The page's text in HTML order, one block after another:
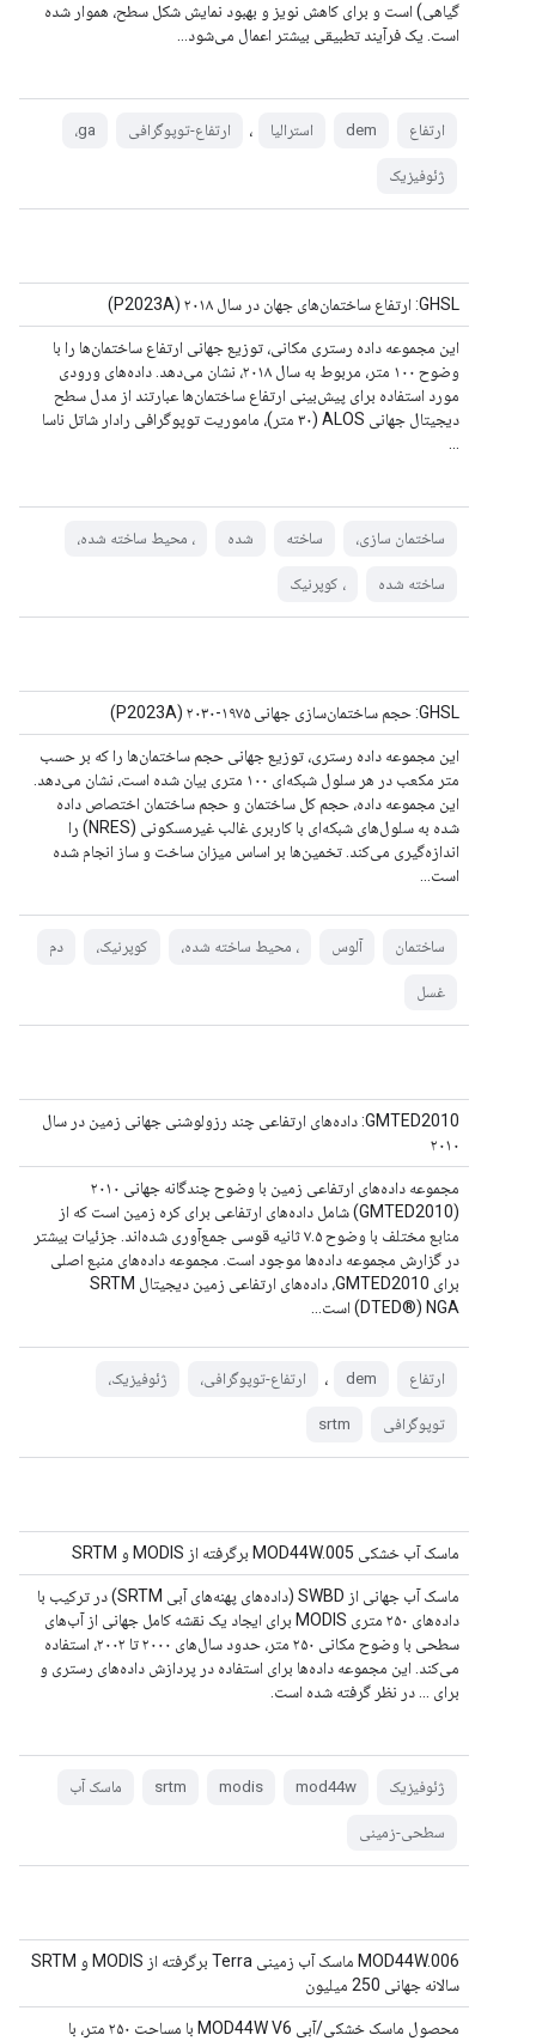
گیاهی) است و برای کاهش نویز و بهبود نمایش شکل سطح، هموار شده
است. یک فرآیند تطبیقی ​​​​بیشتر اعمال می‌شود…
ارتفاع dem استرالیا ، ارتفاع-توپوگرافی ga،
ژئوفیزیک
GHSL: ارتفاع ساختمان‌های جهان در سال ۲۰۱۸ (P2023A)
این مجموعه داده رستری مکانی، توزیع جهانی ارتفاع ساختمان‌ها را با
وضوح ۱۰۰ متر، مربوط به سال ۲۰۱۸، نشان می‌دهد. داده‌های ورودی
مورد استفاده برای پیش‌بینی ارتفاع ساختمان‌ها عبارتند از مدل سطح
دیجیتال جهانی ALOS (۳۰ متر)، ماموریت توپوگرافی رادار شاتل ناسا
ساختمان سازی، ساخته شده ، محیط ساخته شده،
ساخته شده ، کوپرنیک
GHSL: حجم ساختمان‌سازی جهانی ۱۹۷۵-۲۰۳۰ (P2023A)
این مجموعه داده رستری، توزیع جهانی حجم ساختمان‌ها را که بر حسب
متر مکعب در هر سلول شبکه‌ای ۱۰۰ متری بیان شده است، نشان می‌دهد.
این مجموعه داده، حجم کل ساختمان و حجم ساختمان اختصاص داده
شده به سلول‌های شبکه‌ای با کاربری غالب غیرمسکونی (NRES) را
اندازه‌گیری می‌کند. تخمین‌ها بر اساس میزان ساخت و ساز انجام شده
است...
ساختمان آلوس ، محیط ساخته شده، کوپرنیک، دم
غسل
GMTED2010: داده‌های ارتفاعی چند رزولوشنی جهانی زمین در سال
۲۰۱۰
مجموعه داده‌های ارتفاعی زمین با وضوح چندگانه جهانی ۲۰۱۰
(GMTED2010) شامل داده‌های ارتفاعی برای کره زمین است که از
منابع مختلف با وضوح ۷.۵ ثانیه قوسی جمع‌آوری شده‌اند. جزئیات بیشتر
در گزارش مجموعه داده‌ها موجود است. مجموعه داده‌های منبع اصلی
برای GMTED2010، داده‌های ارتفاعی زمین دیجیتال SRTM
(DTED®) NGA است...
ارتفاع dem ، ارتفاع-توپوگرافی، ژئوفیزیک،
توپوگرافی srtm
ماسک آب خشکی MOD44W.005 برگرفته از MODIS و SRTM
ماسک آب جهانی از SWBD (داده‌های پهنه‌های آبی SRTM) در ترکیب با
داده‌های ۲۵۰ متری MODIS برای ایجاد یک نقشه کامل جهانی از آب‌های
سطحی با وضوح مکانی ۲۵۰ متر، حدود سال‌های ۲۰۰۰ تا ۲۰۰۲، استفاده
می‌کند. این مجموعه داده‌ها برای استفاده در پردازش داده‌های رستری و
برای ... در نظر گرفته شده است.
ژئوفیزیک mod44w
modis
srtm ماسک آب
سطحی-زمینی
MOD44W.006 ماسک آب زمینی Terra برگرفته از MODIS و SRTM
سالانه جهانی 250 میلیون
محصول ماسک خشکی/آبی MOD44W V6 با مساحت ۲۵۰ متر، با